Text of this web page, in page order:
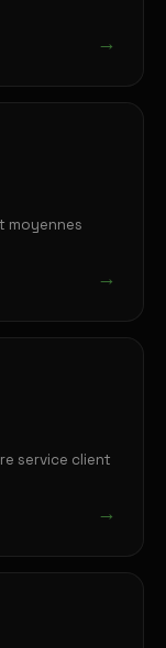
→
moyennes
→
service client
→